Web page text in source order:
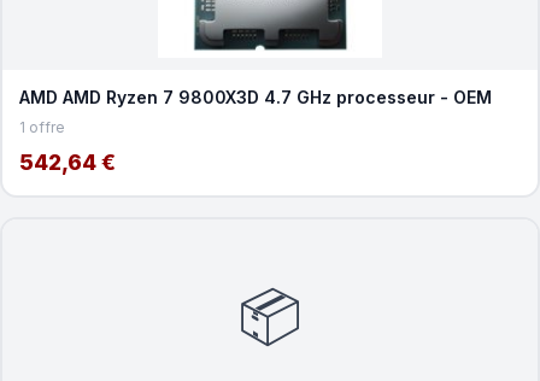
AMD AMD Ryzen 7 9800X3D 4.7 GHz processeur - OEM
1 offre
542,64 €
📦